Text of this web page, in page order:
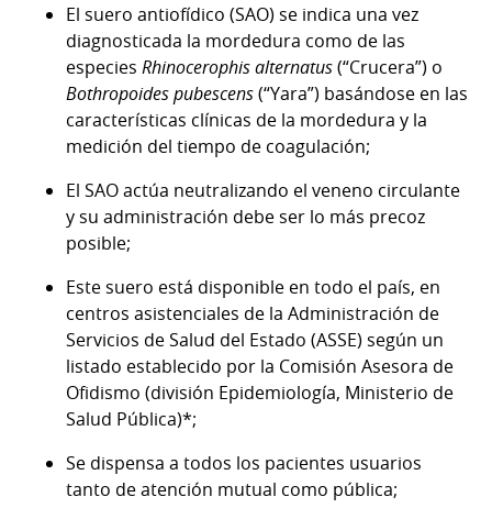
El suero antiofídico (SAO) se indica una vez
diagnosticada la mordedura como de las
especies Rhinocerophis alternatus(“Crucera”) o
Bothropoides pubescens(“Yara”) basándose en las
características clínicas de la mordedura y la
medición del tiempo de coagulación;
El SAO actúa neutralizando el veneno circulante
y su administración debe ser lo más precoz
posible;
Este suero está disponible en todo el país, en
centros asistenciales de la Administración de
Servicios de Salud del Estado (ASSE) según un
listado establecido por la Comisión Asesora de
Ofidismo (división Epidemiología, Ministerio de
Salud Pública)*;
Se dispensa a todos los pacientes usuarios
tanto de atención mutual como pública;